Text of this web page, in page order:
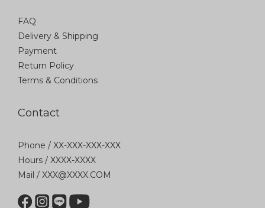
FAQ
Delivery & Shipping
Payment
Return Policy
Terms & Conditions
Contact
Phone / XX-XXX-XXX-XXX
Hours / XXXX-XXXX
Mail / XXX@XXXX.COM